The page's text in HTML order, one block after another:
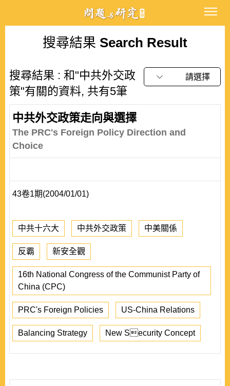
搜尋結果 Search Result
搜尋結果 : 和"中共外交政
策"有關的資料, 共有5筆
請選擇
中共外交政策走向與選擇
The PRC's Foreign Policy Direction and
Choice
43卷1期(2004/01/01)
中共十六大 中共外交政策 中美關係
反霸 新安全觀
16th National Congress of the Communist Party of
China (CPC)
PRC's Foreign Policies US-China Relations
Balancing Strategy New Security Concept